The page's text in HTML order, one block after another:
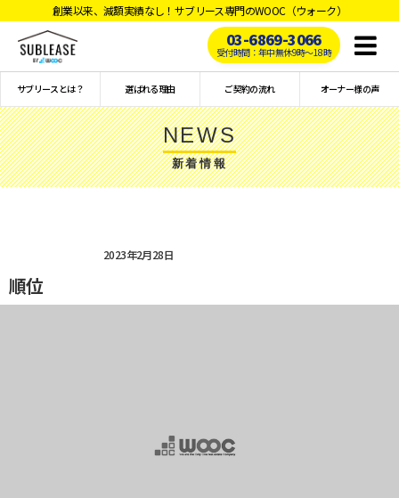
創業以来、減額実績なし！サブリース専門のWOOC（ウォーク）
03-6869-3066
受付時間：年中無休9時〜18時
サブリースとは？ 選ばれる理由 ご契約の流れ オーナー様の声
NEWS
新着情報
2023年2月28日
順位